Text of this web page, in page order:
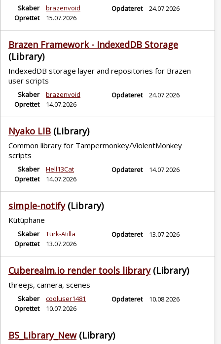
Skaber
brazenvoid
Oprettet
15.07.2026
Opdateret 24.07.2026
Brazen Framework - IndexedDB Storage
(Library)
IndexedDB storage layer and repositories for Brazen
user scripts
Skaber
brazenvoid
Oprettet
14.07.2026
Opdateret 24.07.2026
Nyako LIB (Library)
Common library for Tampermonkey/ViolentMonkey
scripts
Skaber
Hell13Cat
Oprettet
14.07.2026
Opdateret 14.07.2026
simple-notify (Library)
Kütüphane
Skaber
Türk-Atilla
Oprettet
13.07.2026
Opdateret 13.07.2026
Cuberealm.io render tools library (Library)
threejs, camera, scenes
Skaber
cooluser1481
Oprettet
10.07.2026
Opdateret 10.08.2026
BS_Library_New (Library)